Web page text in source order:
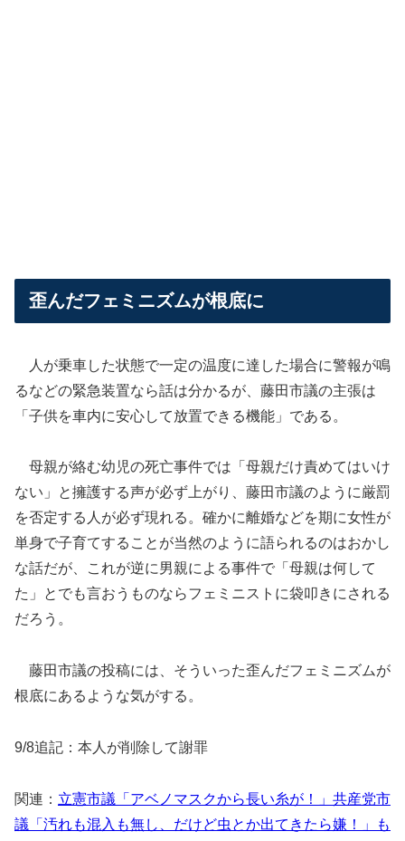
歪んだフェミニズムが根底に
人が乗車した状態で一定の温度に達した場合に警報が鳴
るなどの緊急装置なら話は分かるが、藤田市議の主張は
「子供を車内に安心して放置できる機能」である。
母親が絡む幼児の死亡事件では「母親だけ責めてはいけ
ない」と擁護する声が必ず上がり、藤田市議のように厳罰
を否定する人が必ず現れる。確かに離婚などを期に女性が
単身で子育てすることが当然のように語られるのはおかし
な話だが、これが逆に男親による事件で「母親は何して
た」とでも言おうものならフェミニストに袋叩きにされる
だろう。
藤田市議の投稿には、そういった歪んだフェミニズムが
根底にあるような気がする。
9/8追記：本人が削除して謝罪
関連： 立憲市議「アベノマスクから長い糸が！」共産党市
議「汚れも混入も無し、だけど虫とか出てきたら嫌！」も